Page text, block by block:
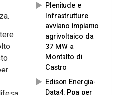
Plenitude e
Infrastrutture
avviano impianto
agrivoltaico da
37 MW a
Montalto di
Castro
Edison Energia-
Data4: Ppa per